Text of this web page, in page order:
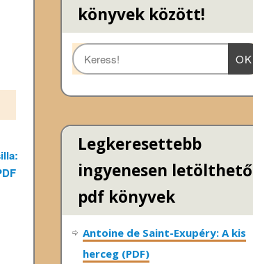
könyvek között!
OK
Legkeresettebb
ingyenesen letölthető
pdf könyvek
Antoine de Saint-Exupéry: A kis
herceg (PDF)